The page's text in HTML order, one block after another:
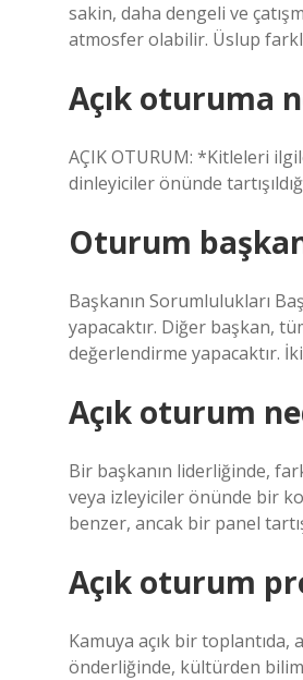
sakin, daha dengeli ve
atmosfer olabilir. Üslup
Açık oturuma
AÇIK OTURUM: *Kitleleri
dinleyiciler önünde
Oturum
Başkanın Sorumlulukları
yapacaktır. Diğer başkan,
değerlendirme yapacaktır.
Açık oturum
Bir başkanın liderliğinde,
veya izleyiciler önünde bir
benzer, ancak bir panel
Açık oturum
Kamuya açık bir
önderliğinde, kültürden